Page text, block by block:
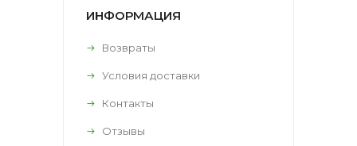
ИНФОРМАЦИЯ
Возвраты
Условия доставки
Контакты
Отзывы